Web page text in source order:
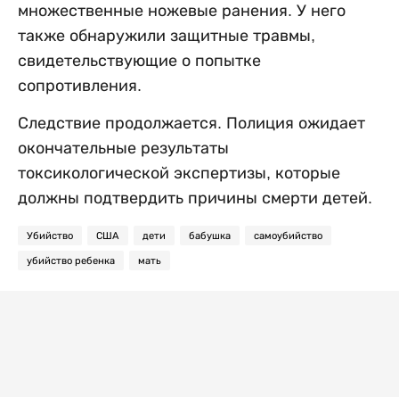
множественные ножевые ранения. У него
также обнаружили защитные травмы,
свидетельствующие о попытке
сопротивления.
Следствие продолжается. Полиция ожидает
окончательные результаты
токсикологической экспертизы, которые
должны подтвердить причины смерти детей.
Убийство США дети бабушка самоубийство
убийство ребенка мать